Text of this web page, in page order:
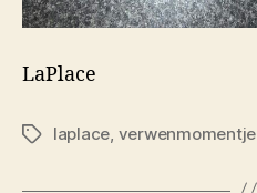
LaPlace
Tagslaplace verwenmomentje